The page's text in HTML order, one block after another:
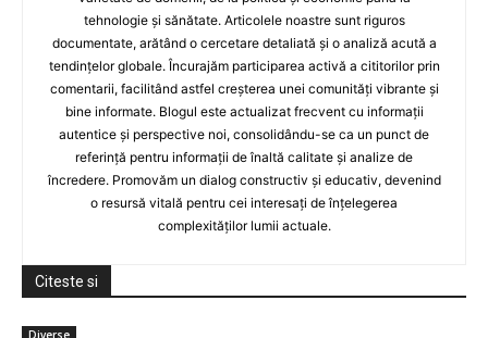
tehnologie și sănătate. Articolele noastre sunt riguros
documentate, arătând o cercetare detaliată și o analiză acută a
tendințelor globale. Încurajăm participarea activă a cititorilor prin
comentarii, facilitând astfel creșterea unei comunități vibrante și
bine informate. Blogul este actualizat frecvent cu informații
autentice și perspective noi, consolidându-se ca un punct de
referință pentru informații de înaltă calitate și analize de
încredere. Promovăm un dialog constructiv și educativ, devenind
o resursă vitală pentru cei interesați de înțelegerea
complexităților lumii actuale.
Citeste si